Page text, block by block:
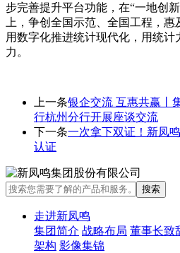
步完善提升平台功能，在“一地创
上，争创全国示范、全国工程，
用数字化推进统计现代化，用统
力。
上一条银企交流 互惠共赢丨
行杭州分行开展座谈交流
下一条一次拿下双证！新凤
认证
走进新凤鸣
集团简介 战略布局 董事长致
架构 影像集锦